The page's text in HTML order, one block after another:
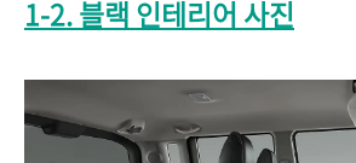
1-2. 블랙 인테리어 사진